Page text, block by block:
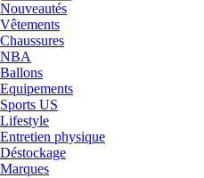
Nouveautés
Vêtements
Chaussures
NBA
Ballons
Equipements
Sports US
Lifestyle
Entretien physique
Déstockage
Marques